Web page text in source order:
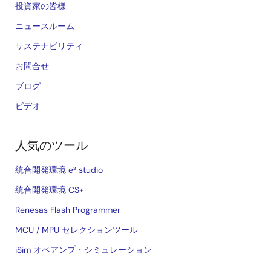
投資家の皆様
ニュースルーム
サステナビリティ
お問合せ
ブログ
ビデオ
人気のツール
統合開発環境 e² studio
統合開発環境 CS+
Renesas Flash Programmer
MCU / MPU セレクションツール
iSim オペアンプ・シミュレーション